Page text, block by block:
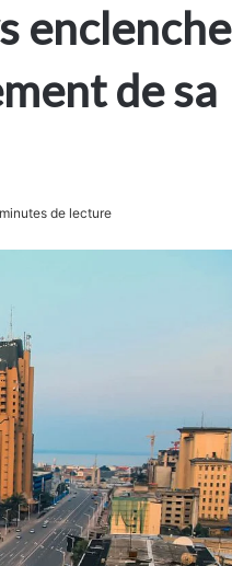
enclenche
de sa
de lecture